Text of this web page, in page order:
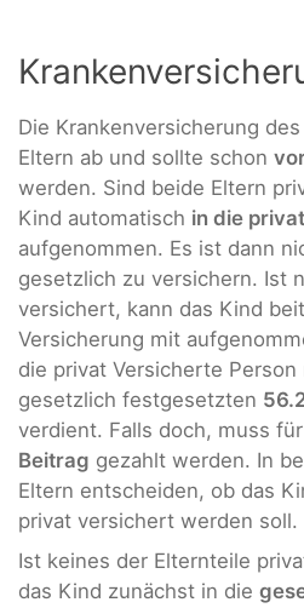
Die Krankenversicherung
Eltern ab und sollte schon
werden. Sind beide Eltern
Kind automatisch in die
aufgenommen. Es ist dann
gesetzlich zu versichern. Ist
versichert, kann das Kind
Versicherung mit
die privat Versicherte
gesetzlich festgesetzten
verdient. Falls doch, muss
Beitrag gezahlt werden. In
Eltern entscheiden, ob das
privat versichert werden soll.
Ist keines der Elternteile
das Kind zunächst in die